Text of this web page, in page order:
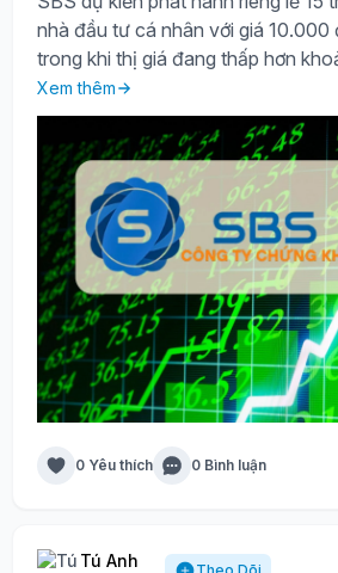
nhà đầu tư cá nhân với giá 10.000
trong khi thị giá đang thấp hơn
Xem thêm
0 Yêu thích 0 Bình luận
Tú Anh